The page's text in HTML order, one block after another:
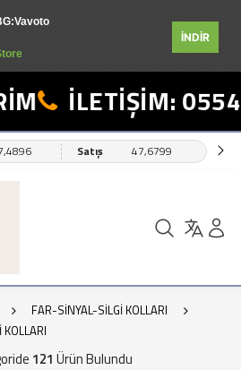
İNDİR
İLETİŞİM: 0554
Satış 47,6799
FAR-SİNYAL-SİLGİ KOLLARI
121 Ürün Bulundu